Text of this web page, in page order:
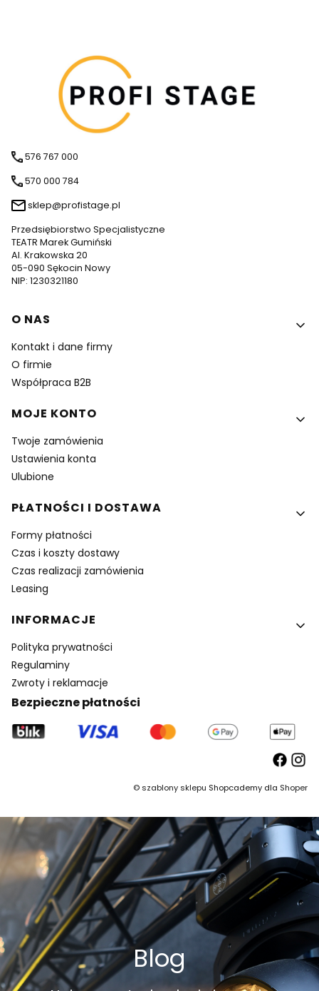
576 767 000
570 000 784
sklep@profistage.pl
Przedsiębiorstwo Specjalistyczne
TEATR Marek Gumiński
Al. Krakowska 20
05-090 Sękocin Nowy
NIP: 1230321180
Linki w stopce
O NAS
Kontakt i dane firmy
O firmie
Współpraca B2B
MOJE KONTO
Twoje zamówienia
Ustawienia konta
Ulubione
PŁATNOŚCI I DOSTAWA
Formy płatności
Czas i koszty dostawy
Czas realizacji zamówienia
Leasing
INFORMACJE
Polityka prywatności
Regulaminy
Zwroty i reklamacje
Bezpieczne płatności
©szablony sklepu Shopcademy dla Shoper
Blog